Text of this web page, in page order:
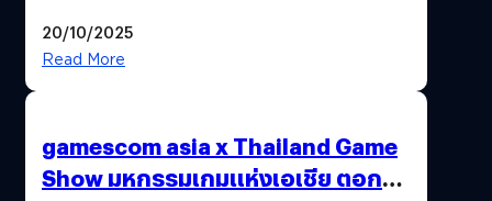
20/10/2025
Read More
gamescom asia x Thailand Game
Show มหกรรมเกมแห่งเอเชีย ตอกย้ำ